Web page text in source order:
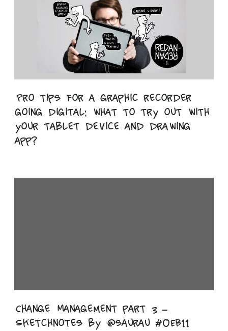
Pro tips for a graphic recorder
going digital: what to try out with
your tablet device and drawing
app?
Change Management part 3 –
Sketchnotes by @saurau #OEB11